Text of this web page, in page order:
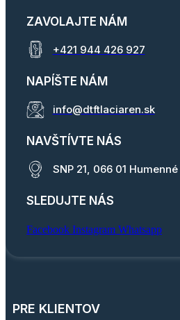
ZAVOLAJTE NÁM
+421 944 426 927
NAPÍŠTE NÁM
info@dtftlaciaren.sk
NAVŠTÍVTE NÁS
SNP 21, 066 01 Humenné
SLEDUJTE NÁS
Facebook Instagram Whatsapp
PRE KLIENTOV